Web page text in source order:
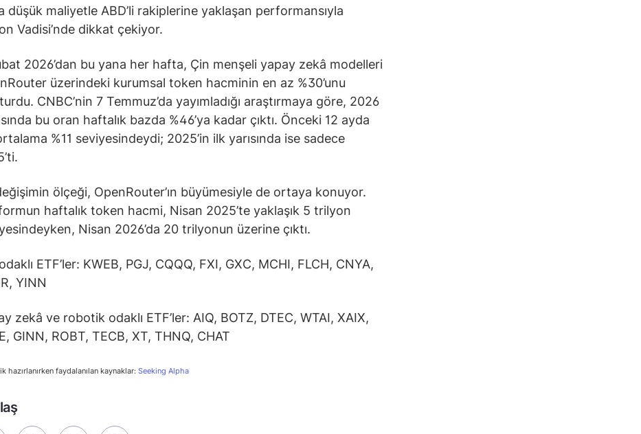
düşük maliyetle ABD’li rakiplerine yaklaşan performansıyla
Vadisi’nde dikkat çekiyor.
2026’dan bu yana her hafta, Çin menşeli yapay zekâ modelleri
üzerindeki kurumsal token hacminin en az %30’unu
CNBC’nin 7 Temmuz’da yayımladığı araştırmaya göre, 2026
bu oran haftalık bazda %46’ya kadar çıktı. Önceki 12 ayda
%11 seviyesindeydi; 2025’in ilk yarısında ise sadece
ölçeği, OpenRouter’ın büyümesiyle de ortaya konuyor.
haftalık token hacmi, Nisan 2025’te yaklaşık 5 trilyon
Nisan 2026’da 20 trilyonun üzerine çıktı.
ETF’ler: KWEB, PGJ, CQQQ, FXI, GXC, MCHI, FLCH, CNYA,
YINN
zekâ ve robotik odaklı ETF’ler: AIQ, BOTZ, DTEC, WTAI, XAIX,
GINN, ROBT, TECB, XT, THNQ, CHAT
hazırlanırken faydalanılan kaynaklar: Seeking Alpha